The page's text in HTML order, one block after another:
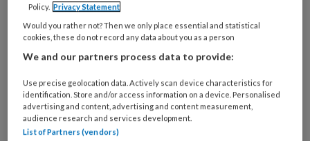
Kies
je
functie *
welke
organisatie
werk
je?
Untitled
Ontvang 2x per week de
Policy. Privacy Statement
Would you rather not? Then we only place essential and statistical
cookies, these do not record any data about you as a person
We and our partners process data to provide:
Use precise geolocation data. Actively scan device characteristics for
identification. Store and/or access information on a device. Personalised
advertising and content, advertising and content measurement,
audience research and services development.
List of Partners (vendors)